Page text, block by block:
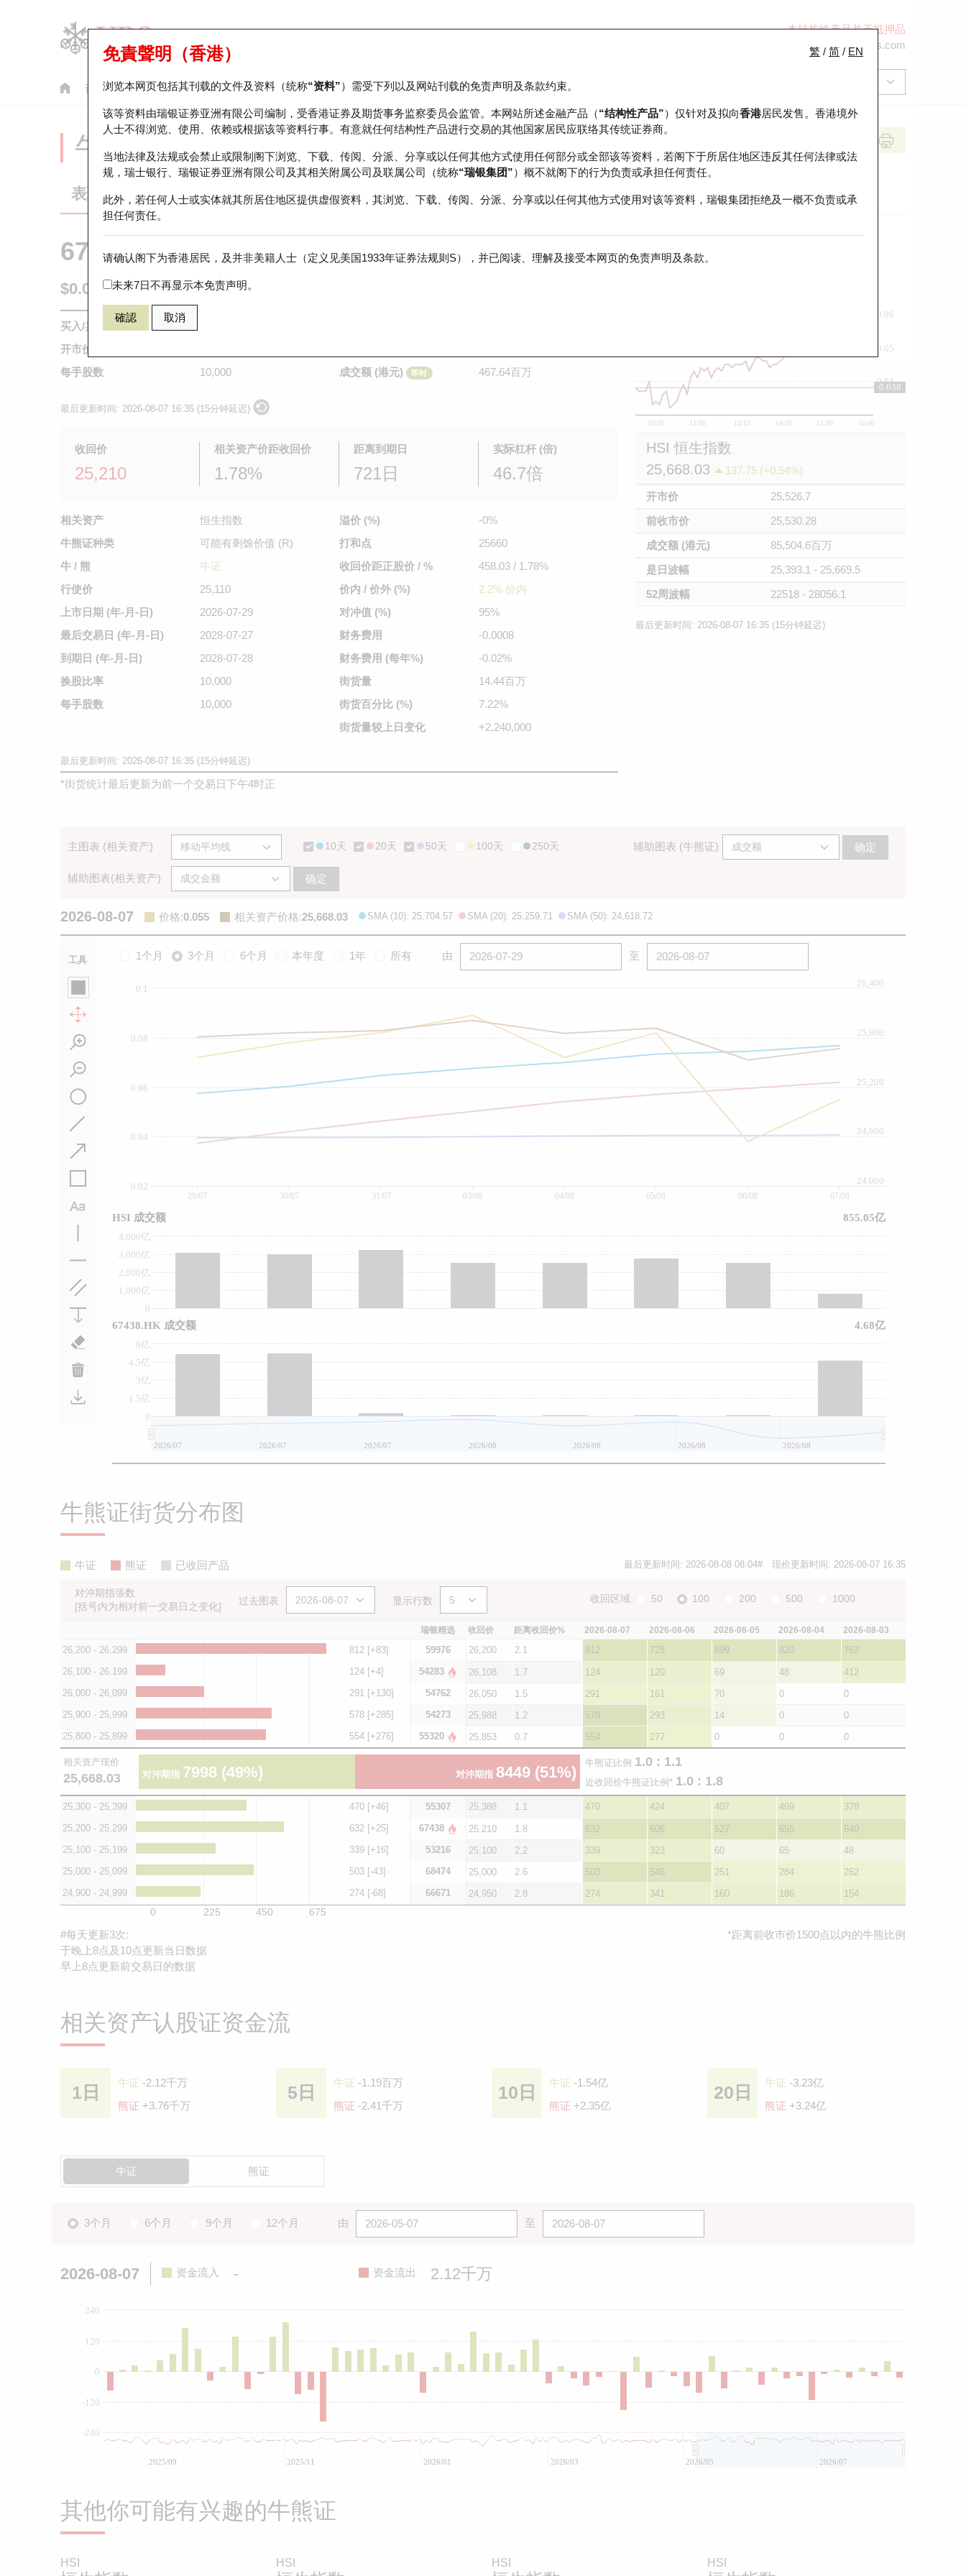
本结构性产品并无抵押品
ol-hkwarrants@ubs.com
认股证 牛熊证 美股指数产品 轮证市场统计 正股数据及市场统计 瑞银轮证教室
繁 / 简 / EN
免責聲明（香港）
浏览本网页包括其刊载的文件及资料（统称“资料”）需受下列以及网站刊载的免责声明及条款约束。
该等资料由瑞银证券亚洲有限公司编制，受香港证券及期货事务监察委员会监管。本网站所述金融产品（“结构性产品”）仅针对及拟向香港居民发售。香港境外
人士不得浏览、使用、依赖或根据该等资料行事。有意就任何结构性产品进行交易的其他国家居民应联络其传统证券商。
当地法律及法规或会禁止或限制阁下浏览、下载、传阅、分派、分享或以任何其他方式使用任何部分或全部该等资料，若阁下于所居住地区违反其任何法律或法
规，瑞士银行、瑞银证券亚洲有限公司及其相关附属公司及联属公司（统称“瑞银集团”）概不就阁下的行为负责或承担任何责任。
此外，若任何人士或实体就其所居住地区提供虚假资料，其浏览、下载、传阅、分派、分享或以任何其他方式使用对该等资料，瑞银集团拒绝及一概不负责或承
担任何责任。
请确认阁下为香港居民，及并非美籍人士（定义见美国1933年证券法规则S），并已阅读、理解及接受本网页的免责声明及条款。
未来7日不再显示本免责声明。
確認 取消
牛熊证分析仪
表现 街货统计 比较
67438 瑞银牛证 HSI 恒生指数
$0.055 0.017 (+44.74%) 即时
买入/卖出价
开市价
每手股数
10,000
成交额 (港元)
即时 467.64百万
最后更新时间: 2026-08-07 16:35 (15分钟延迟)
收回价
25,210
相关资产价距收回价
1.78%
距离到期日
721日
实际杠杆 (倍)
46.7倍
相关资产
恒生指数
牛熊证种类
可能有剩馀价值 (R)
牛 / 熊
牛证
行使价
25,110
上市日期 (年-月-日)
2026-07-29
最后交易日 (年-月-日)
2028-07-27
到期日 (年-月-日)
2028-07-28
换股比率
10,000
每手股数
10,000
溢价 (%)
-0%
打和点
25660
收回价距正股价 / %
458.03 / 1.78%
价内 / 价外 (%)
2.2% 价内
对冲值 (%)
95%
财务费用
-0.0008
财务费用 (每年%)
-0.02%
街货量
14.44百万
街货百分比 (%)
7.22%
街货量较 上日变化 +2,240,000
最后更新时间: 2026-08-07 16:35 (15分钟延迟)
*街货统计最后更新为前一个交易日下午4时正
10:00 11:00 12/13 14:00 15:00 16:00
0.04
0.05
0.06
0.038
HSI 恒生指数
25,668.03
137.75 (+0.54%)
开市价
25,526.7
前收市价
25,530.28
成交额 (港元)
85,504.6百万
是日波幅
25,393.1 - 25,669.5
52周波幅
22518 - 28056.1
最后更新时间: 2026-08-07 16:35 (15分钟延迟)
主图表 (相关资产) 10天 20天 50天 100天 250天 辅助图表 (牛熊证) 确定
辅助图表(相关资产) 确定
2026-08-07 价格:0.055 相关资产价格:25,668.03 SMA (10): 25,704.57 SMA (20): 25,259.71 SMA (50): 24,618.72
工具 1个月 3个月 6个月 本年度 1年 所有 由 至
0.02
0.04
0.06
0.08
0.1
24,000
24,600
25,200
25,800
26,400
0
1,000亿
2,000亿
3,000亿
4,000亿
0
1.5亿
3亿
4.5亿
6亿
29/07 30/07 31/07 03/08 04/08 05/08 06/08 07/08
2026/07 2026/07 2026/07 2026/08 2026/08 2026/08 2026/08
HSI 成交额 855.05亿
67438.HK 成交额 4.68亿
牛熊证街货分布图
牛证 熊证 已收回产品 最后更新时间: 2026-08-08 08:04# 现价更新时间: 2026-08-07 16:35
对沖期指張数
[括号内为相对前一交易日之变化]
过去图表 显示行数 收回区域: 50 100 200 500 1000
瑞银精选 收回价 距离收回价% 2026-08-07 2026-08-06 2026-08-05 2026-08-04 2026-08-03
26,200 - 26,299 812 [+83] 59976 26,200 2.1 812 728 899 820
763
26,100 - 26,199
124 [+4] 54283 26,108 1.7 124 120 69 48
412
26,000 - 26,099
291 [+130] 54762 26,050 1.5 291 161 70 0
0
25,900 - 25,999
578 [+285] 54273 25,988 1.2 578 293 14 0
0
25,800 - 25,899
554 [+276] 55320 25,853 0.7 554 277 0 0 0
相关资产现价
25,668.03 对沖期指 7998 (49%) 对沖期指 8449 (51%)
牛熊证比例 1.0 : 1.1
近收回价牛熊证比例* 1.0 : 1.8
25,300 - 25,399 470 [+46] 55307 25,388 1.1 470 424 407 469
378
25,200 - 25,299
632 [+25] 67438 25,210 1.8 632 606 527 655
540
25,100 - 25,199
339 [+16] 53216 25,100 2.2 339 323 60 65
48
25,000 - 25,099
503 [-43] 68474 25,000 2.6 503 546 251 284
262
24,900 - 24,999
274 [-68] 66671 24,950 2.8 274 341 160 186 154
0 225 450 675
#每天更新3次:
于晚上8点及10点更新当日数据
早上8点更新前交易日的数据
*距离前收巿价1500点以内的牛熊比例
相关资产认股证资金流
1日 牛证 -2.12千万
熊证 +3.76千万
5日 牛证 -1.19百万
熊证 -2.41千万
10日 牛证 -1.54亿
熊证 +2.35亿
20日 牛证 -3.23亿
熊证 +3.24亿
牛证 熊证
3个月 6个月 9个月 12个月 由 至
2026-08-07 资金流入 - 资金流出 2.12千万
0
-240
-120
120
240
2025/09 2025/11 2026/01 2026/03 2026/05 2026/07
其他你可能有兴趣的牛熊证
HSI HSI HSI HSI